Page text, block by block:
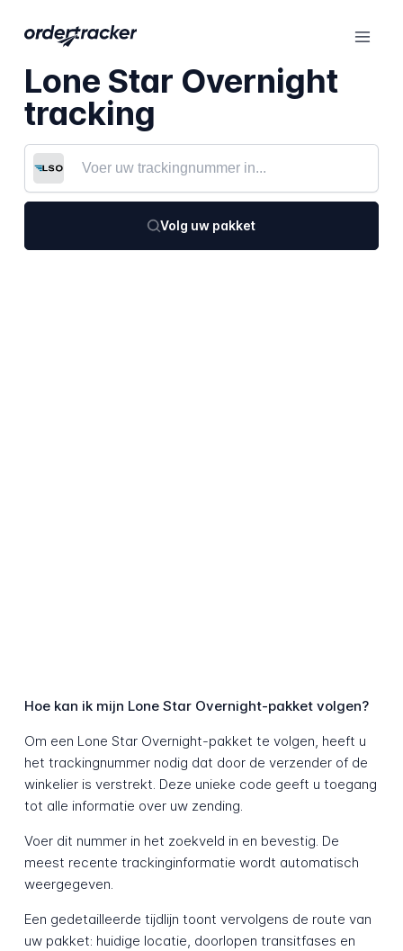
Lone Star Overnight
tracking
Volg uw pakket
Hoe kan ik mijn Lone Star Overnight-pakket volgen?
Om een Lone Star Overnight-pakket te volgen, heeft u
het trackingnummer nodig dat door de verzender of de
winkelier is verstrekt. Deze unieke code geeft u toegang
tot alle informatie over uw zending.
Voer dit nummer in het zoekveld in en bevestig. De
meest recente trackinginformatie wordt automatisch
weergegeven.
Een gedetailleerde tijdlijn toont vervolgens de route van
uw pakket: huidige locatie, doorlopen transitfases en